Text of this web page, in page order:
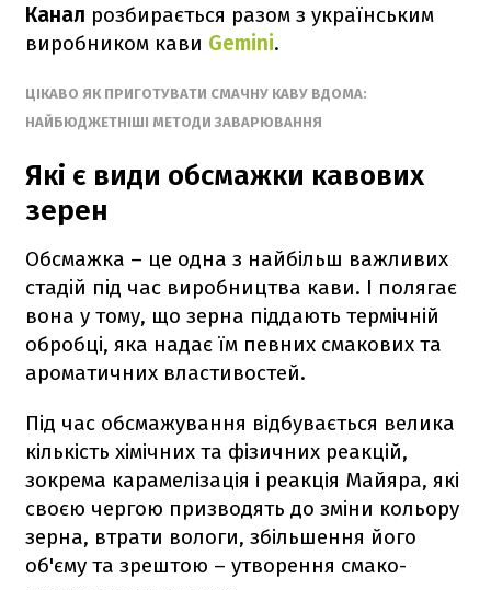
Канал розбирається разом з українським
виробником кави Gemini.
ЦІКАВО ЯК ПРИГОТУВАТИ СМАЧНУ КАВУ ВДОМА:
НАЙБЮДЖЕТНІШІ МЕТОДИ ЗАВАРЮВАННЯ
Які є види обсмажки кавових
зерен
Обсмажка – це одна з найбільш важливих
стадій під час виробництва кави. І полягає
вона у тому, що зерна піддають термічній
обробці, яка надає їм певних смакових та
ароматичних властивостей.
Під час обсмажування відбувається велика
кількість хімічних та фізичних реакцій,
зокрема карамелізація і реакція Майяра, які
своєю чергою призводять до зміни кольору
зерна, втрати вологи, збільшення його
об'єму та зрештою – утворення смако-